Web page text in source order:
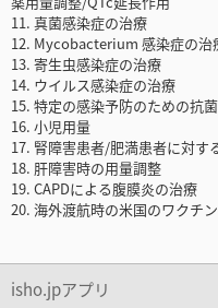
11. 真菌感染症の治療
12. Mycobacterium 感染症の治
13. 寄生虫感染症の治療
14. ウイルス感染症の治療
15. 特定の感染予防のための抗
16. 小児用量
17. 腎障害患者/肥満患者に対す
18. 肝障害時の用量調整
19. CAPDによる腹膜炎の治療
20. 海外渡航時の米国のワク
isho.jpアプリ